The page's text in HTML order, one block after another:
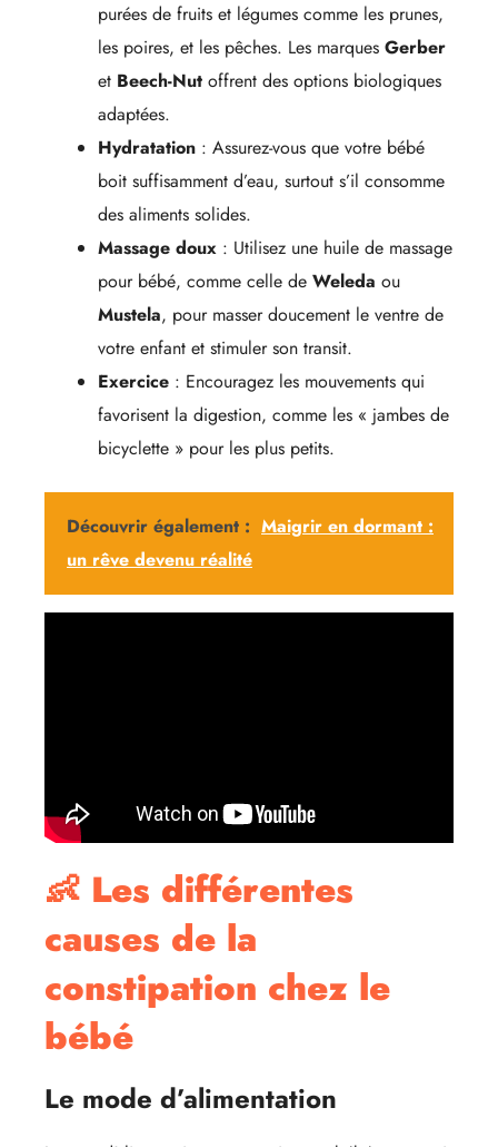
purées de fruits et légumes comme les prunes,
les poires, et les pêches. Les marques Gerber
et Beech-Nut offrent des options biologiques
adaptées.
Hydratation : Assurez-vous que votre bébé
boit suffisamment d’eau, surtout s’il consomme
des aliments solides.
Massage doux : Utilisez une huile de massage
pour bébé, comme celle de Weleda ou
Mustela, pour masser doucement le ventre de
votre enfant et stimuler son transit.
Exercice : Encouragez les mouvements qui
favorisent la digestion, comme les « jambes de
bicyclette » pour les plus petits.
Découvrir également : Maigrir en dormant :
un rêve devenu réalité
👶 Les différentes
causes de la
constipation chez le
bébé
Le mode d’alimentation